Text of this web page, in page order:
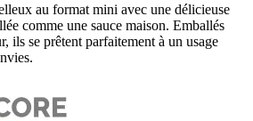
au format mini avec une délicieuse
comme une sauce maison. Emballés
ils se prêtent parfaitement à un usage